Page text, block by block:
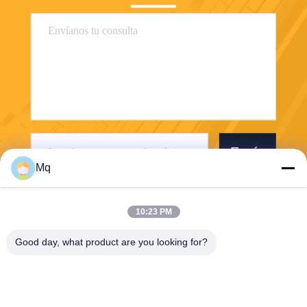
Envíe
Mq
10:23 PM
Good day, what product are you looking for?